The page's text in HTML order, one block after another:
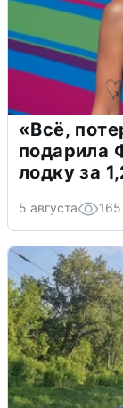
«Всё,
подарила
лодку за
5 августа 165